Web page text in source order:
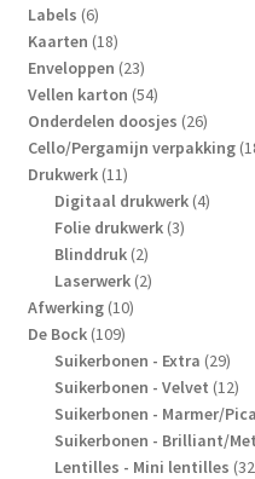
Labels 66
producten
Kaarten 1818
producten
Enveloppen 2323
producten
Vellen karton 5454
producten
Onderdelen doosjes 2626
Cello/Pergamijn verpakking
Drukwerk 1111
producten
Digitaal drukwerk 44
Folie drukwerk 33
Blinddruk 22
producten
Laserwerk 22
Afwerking 1010
De Bock 109109
producten
Suikerbonen - Extra 2929
Suikerbonen - Velvet 1212
Suikerbonen - Marmer/
Suikerbonen - Brilliant/
Lentilles - Mini lentilles 32